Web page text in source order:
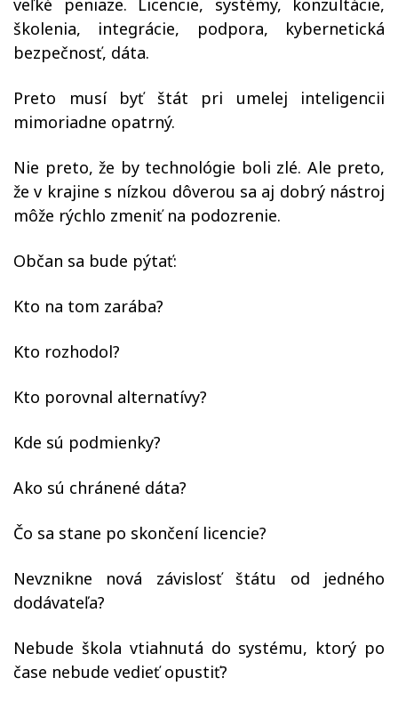
veľké peniaze. Licencie, systémy, konzultácie,
školenia, integrácie, podpora, kybernetická
bezpečnosť, dáta.
Preto musí byť štát pri umelej inteligencii
mimoriadne opatrný.
Nie preto, že by technológie boli zlé. Ale preto,
že v krajine s nízkou dôverou sa aj dobrý nástroj
môže rýchlo zmeniť na podozrenie.
Občan sa bude pýtať:
Kto na tom zarába?
Kto rozhodol?
Kto porovnal alternatívy?
Kde sú podmienky?
Ako sú chránené dáta?
Čo sa stane po skončení licencie?
Nevznikne nová závislosť štátu od jedného
dodávateľa?
Nebude škola vtiahnutá do systému, ktorý po
čase nebude vedieť opustiť?